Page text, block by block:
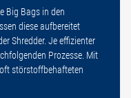
Big Bags in den
diese aufbereitet
Shredder. Je effizienter
Prozesse. Mit
störstoffbehafteten